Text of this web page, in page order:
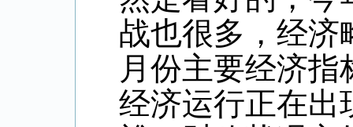
战也很多，经济
月份主要经济
经济运行正在出